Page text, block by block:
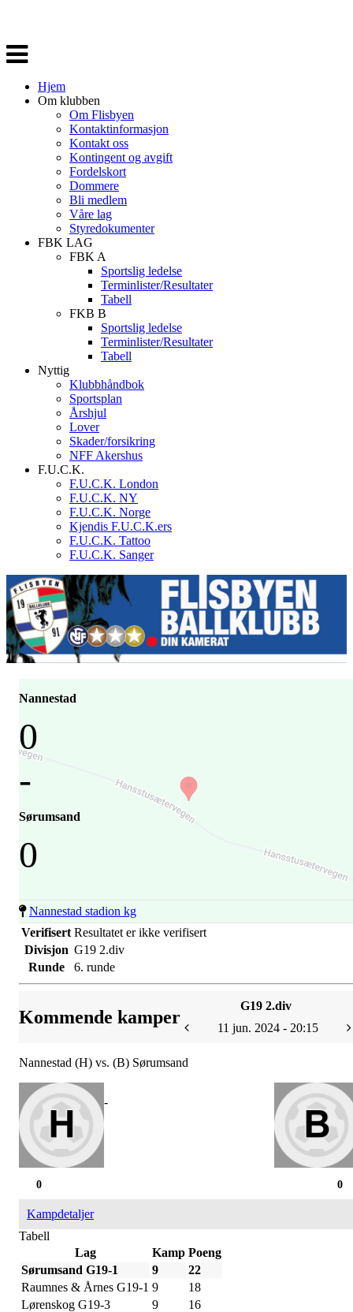
Veksle
navigasjon
Hjem
Om klubben
Om Flisbyen
Kontaktinformasjon
Kontakt oss
Kontingent og avgift
Fordelskort
Dommere
Bli medlem
Våre lag
Styredokumenter
FBK LAG
FBK A
Sportslig ledelse
Terminlister/Resultater
Tabell
FKB B
Sportslig ledelse
Terminlister/Resultater
Tabell
Nyttig
Klubbhåndbok
Sportsplan
Årshjul
Lover
Skader/forsikring
NFF Akershus
F.U.C.K.
F.U.C.K. London
F.U.C.K. NY
F.U.C.K. Norge
Kjendis F.U.C.K.ers
F.U.C.K. Tattoo
F.U.C.K. Sanger
Nannestad
0
-
Sørumsand
0
Nannestad stadion kg
Verifisert Resultatet er ikke verifisert
Divisjon G19 2.div
Runde
6. runde
Kommende kamper
G19 2.div
11 jun. 2024 - 20:15
Nannestad (H) vs. (B) Sørumsand
-
0
0
Kampdetaljer
Tabell
Lag
Kamp Poeng
Sørumsand G19-1
9
22
Raumnes & Årnes G19-1 9
18
Lørenskog G19-3
9
16